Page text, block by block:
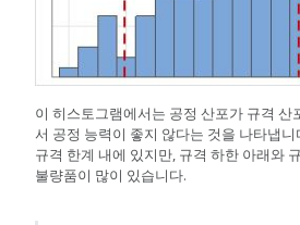
이 히스토그램에서는 공정 산포가 규격 산
서 공정 능력이 좋지 않다는 것을 나타냅
규격 한계 내에 있지만, 규격 하한 아래와
불량품이 많이 있습니다.